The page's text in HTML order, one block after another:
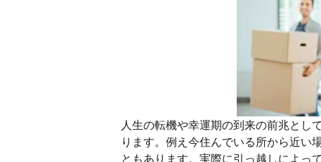
人生の転機や幸運期の到来の前兆とし
ります。例え今住んでいる所から近い
ともあります。実際に引っ越しによっ